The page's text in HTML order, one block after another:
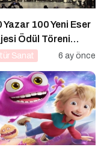
Yazar 100 Yeni Eser
Ödül Töreni
Sanat 6 ay önce